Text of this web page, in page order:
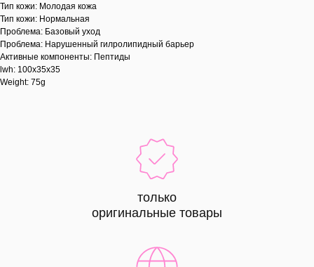
Тип кожи: Молодая кожа
Тип кожи: Нормальная
Проблема: Базовый уход
Проблема: Нарушенный гилролипидный барьер
Активные компоненты: Пептиды
lwh: 100x35x35
Weight: 75g
только
оригинальные товары